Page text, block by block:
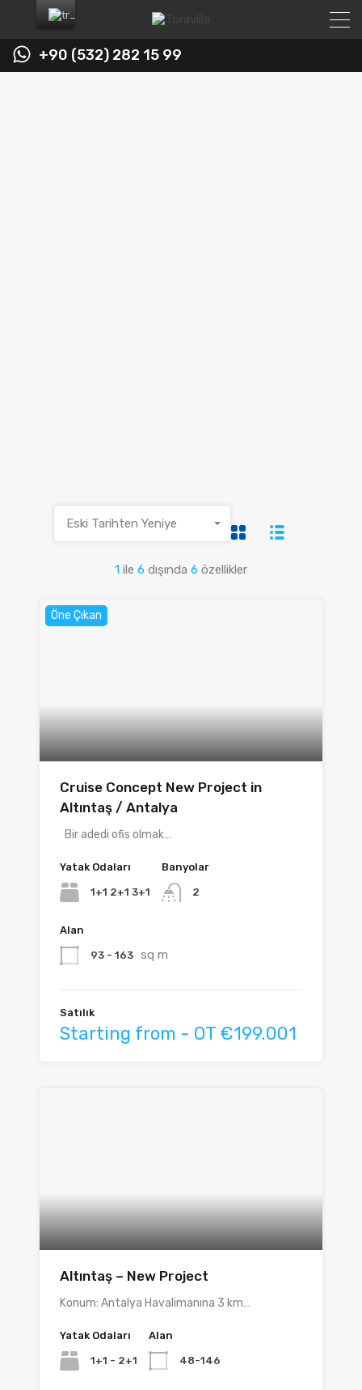
+90 (532) 282 15 99
1 ile 6 dışında 6 özellikler
Eski Tarihten Yeniye
Öne Çıkan
Cruise Concept New Project in
Altıntaş / Antalya
Bir adedi ofis olmak…
Yatak Odaları
1+1 2+1 3+1
Banyolar
2
Alan
93 - 163 sq m
Satılık
Starting from - OT €199.001
Altıntaş – New Project
Konum: Antalya Havalimanına 3 km…
Yatak Odaları
1+1 - 2+1
Alan
48-146